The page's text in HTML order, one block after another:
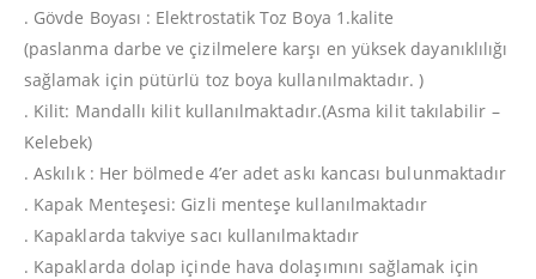
. Gövde Boyası : Elektrostatik Toz Boya 1.kalite
(paslanma darbe ve çizilmelere karşı en yüksek dayanıklılığı
sağlamak için pütürlü toz boya kullanılmaktadır. )
. Kilit: Mandallı kilit kullanılmaktadır.(Asma kilit takılabilir –
Kelebek)
. Askılık : Her bölmede 4’er adet askı kancası bulunmaktadır
. Kapak Menteşesi: Gizli menteşe kullanılmaktadır
. Kapaklarda takviye sacı kullanılmaktadır
. Kapaklarda dolap içinde hava dolaşımını sağlamak için